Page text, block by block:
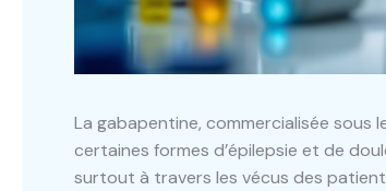
La gabapentine, commercialisée sous
certaines formes d’épilepsie et de
surtout à travers les vécus des